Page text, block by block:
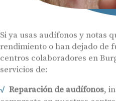
Si ya usas audífonos y notas
rendimiento o han dejado de
centros colaboradores en
servicios de:
Reparación de audífonos,